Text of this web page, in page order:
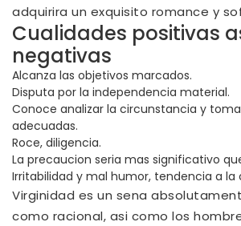
adquirira un exquisito romance y
Cualidades positivas
negativas
Alcanza las objetivos marcados.
Disputa por la independencia material.
Conoce analizar la circunstancia y
adecuadas.
Roce, diligencia.
La precaucion seri­a mas significativo
Irritabilidad y mal humor, tendencia a la
Virginidad es un sena
como racional, asi­ como los